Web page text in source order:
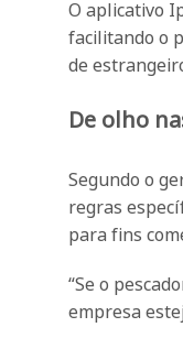
O aplicativo
facilitando o
de
De olho
Segundo o
regras
para fins
“Se o
empresa